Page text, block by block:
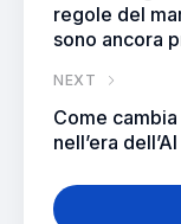
regole del
sono ancora
NEXT
Come
nell’era dell’AI